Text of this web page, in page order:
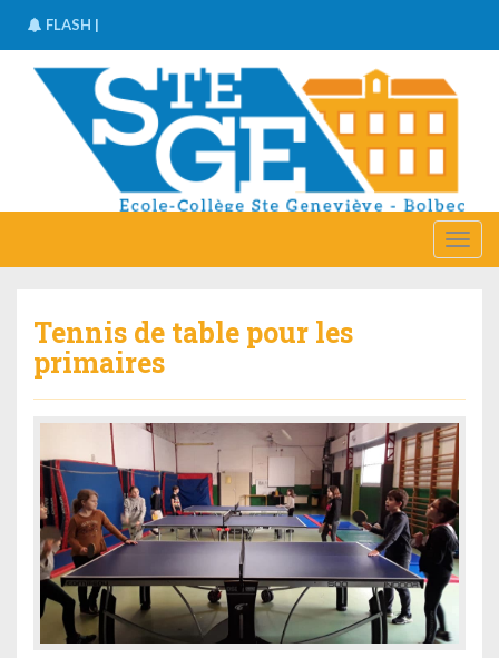
FLASH |
FLASH |Stage de ski les Deux Alpes du 15 mars
au 21 mars 2015 : Une réunion d'information sera
organisée pour les parents concernés
Tennis de table pour les
primaires